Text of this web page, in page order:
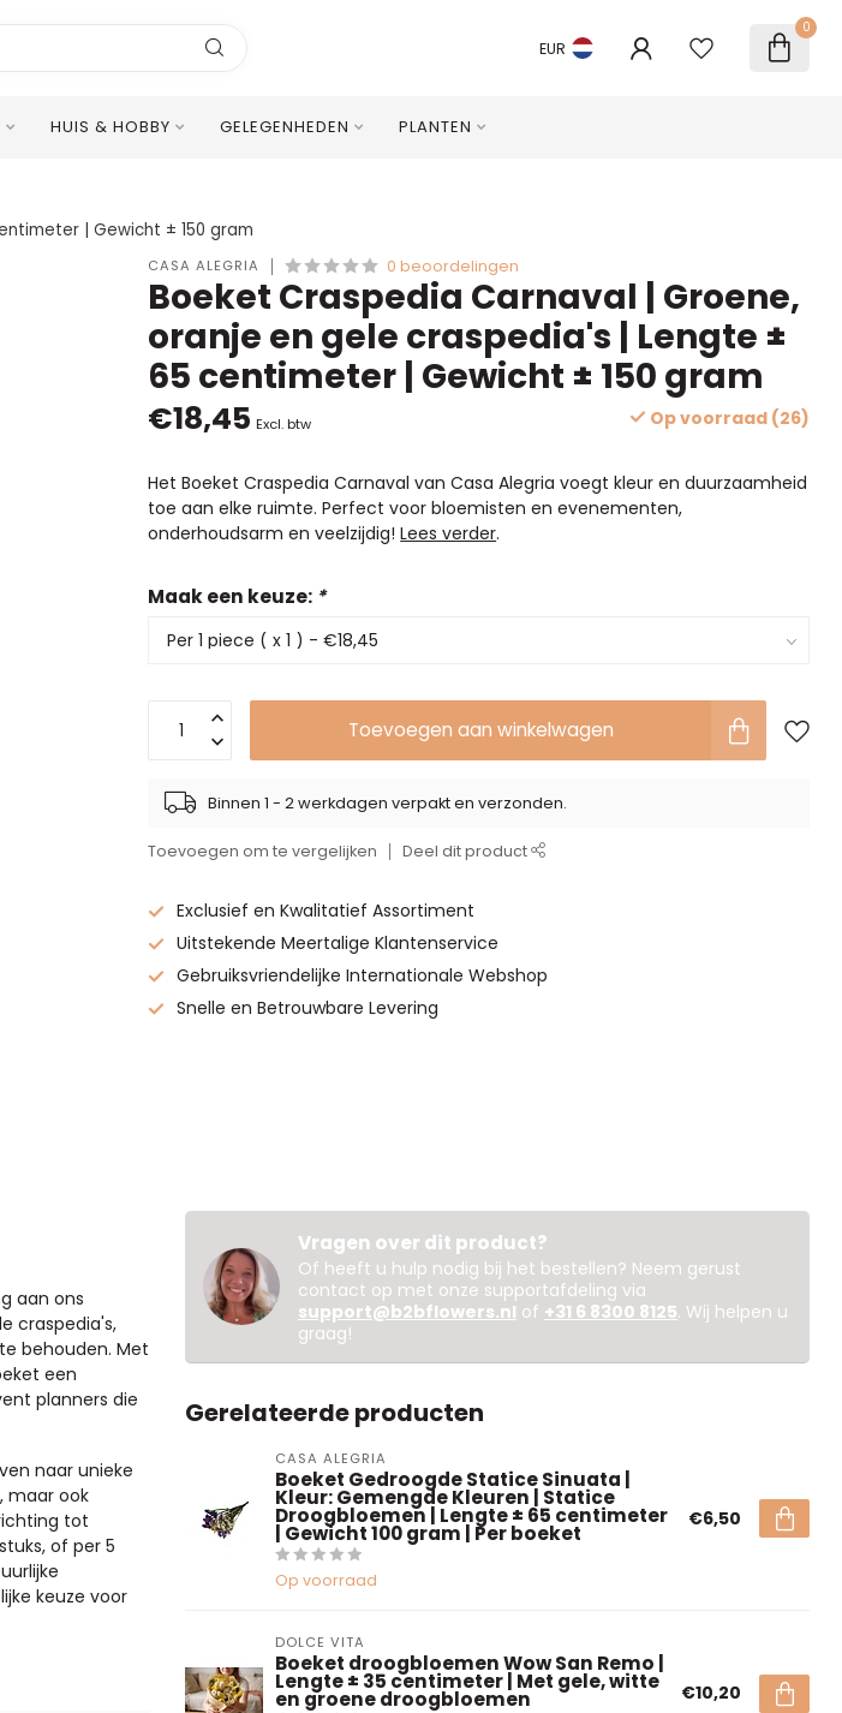
EUR
0
HUIS & HOBBY GELEGENHEDEN PLANTEN
| Gewicht ± 150 gram
CASA ALEGRIA 0 beoordelingen
Boeket Craspedia Carnaval | Groene,
oranje en gele craspedia's | Lengte ±
65 centimeter | Gewicht ± 150 gram
€18,45 Excl. btw Op voorraad (26)
Het Boeket Craspedia Carnaval van Casa Alegria voegt kleur en duurzaamheid
toe aan elke ruimte. Perfect voor bloemisten en evenementen,
onderhoudsarm en veelzijdig!Lees verder.
Maak een keuze: *
Toevoegen aan winkelwagen
Binnen 1 - 2 werkdagen verpakt en verzonden.
Toevoegen om te vergelijken Deel dit product
Exclusief en Kwalitatief Assortiment
Uitstekende Meertalige Klantenservice
Gebruiksvriendelijke Internationale Webshop
Snelle en Betrouwbare Levering
aan ons
craspedia's,
behouden. Met
een
planners die
naar unieke
maar ook
tot
of per 5
keuze voor
Vragen over dit product?
Of heeft u hulp nodig bij het bestellen? Neem gerust
contact op met onze supportafdeling via
support@b2bflowers.nl of +31 6 8300 8125. Wij helpen u
graag!
Gerelateerde producten
CASA ALEGRIA
Boeket Gedroogde Statice Sinuata |
Kleur: Gemengde Kleuren | Statice
Droogbloemen | Lengte ± 65 centimeter
| Gewicht 100 gram | Per boeket
Op voorraad
€6,50
DOLCE VITA
Boeket droogbloemen Wow San Remo |
Lengte ± 35 centimeter | Met gele, witte
en groene droogbloemen €10,20